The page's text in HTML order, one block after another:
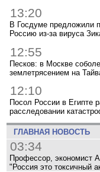
13:20
В Госдуме предложили
Россию из-за вируса
12:55
Песков: в Москве
землетрясением на
12:10
Посол России в Египте
расследовании
ГЛАВНАЯ НОВОСТЬ
03:34
Профессор, экономист
"Россия это токсичный